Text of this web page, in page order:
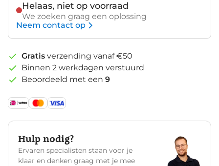
Helaas, niet op voorraad
We zoeken graag een oplossing
Neem contact op
Gratis verzending vanaf €50
Binnen 2 werkdagen verstuurd
Beoordeeld met een 9
Hulp nodig?
Ervaren specialisten staan voor je
klaar en denken graag met je mee